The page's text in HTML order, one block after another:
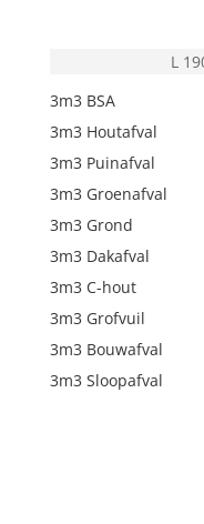
L
3m3 BSA
3m3 Houtafval
3m3 Puinafval
3m3 Groenafval
3m3 Grond
3m3 Dakafval
3m3 C-hout
3m3 Grofvuil
3m3 Bouwafval
3m3 Sloopafval